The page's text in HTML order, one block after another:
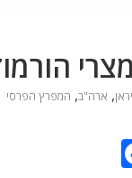
, ארה"ב, המפרץ הפרסי